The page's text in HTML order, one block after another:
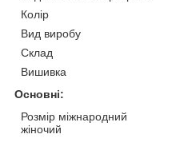
Колір
Вид виробу
Склад
Вишивка
Основні:
Розмір міжнародний
жіночий